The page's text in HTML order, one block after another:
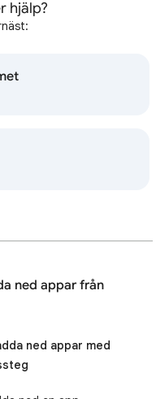
hjälp?
ned appar från
ned appar med